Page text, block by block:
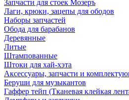
Запчасти для стоек Мозеръ
Лаги, крюки, зацепы для ободов
Наборы запчастей
Обода для барабанов
Деревянные
Литые
Штампованные
Штоки для хай-хэта
Аксессуары, запчасти и
Беруши для музыкантов
Гаффер тейп (Тканевая клейкая